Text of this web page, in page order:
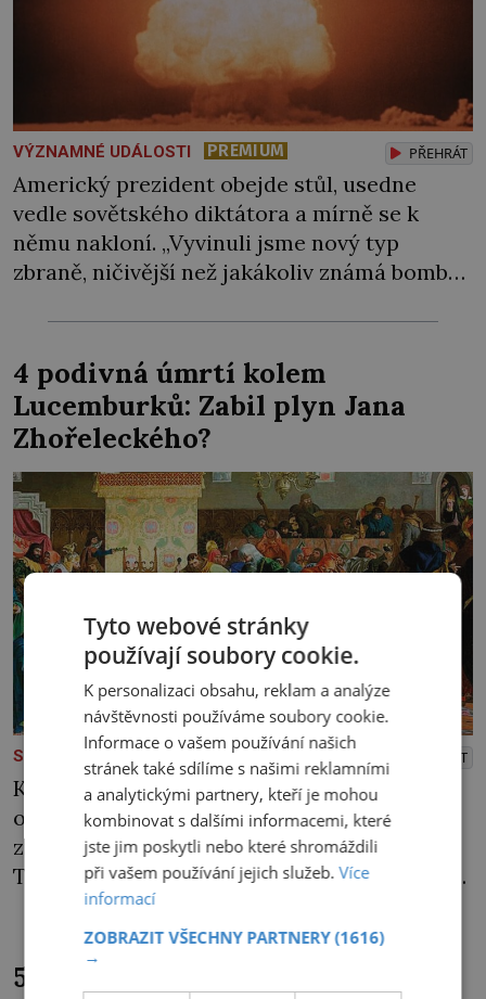
VÝZNAMNÉ UDÁLOSTI PREMIUM PŘEHRÁT
Americký prezident obejde stůl, usedne
vedle sovětského diktátora a mírně se k
němu nakloní. „Vyvinuli jsme nový typ
zbraně, ničivější než jakákoliv známá bomba,“
zareaguje. Stalin však k jeho překvapení
nehne ani brvou. Jediný vlas se mu nepohne
na hlavě. Chápe vůbec, co mu Truman právě
řekl, […]
4 podivná úmrtí kolem
Lucemburků: Zabil plyn Jana
Zhořeleckého?
SLAVNÉ OSOBNOSTI PREMIUM PŘEHRÁT
Karel IV. jede zachmuřeně v čele svých
oddílů podzimní krajinou. Směřuje k
západním hranicím království. Někde mezi
Tachovem a Domažlicemi jej však zastihne
rychlý posel se zprávou, že jeho úhlavní rival
Ludvík Bavor, proti němuž vytáhl do boje,
zemřel. Při lovu medvěda ho ranila mrtvice.
Za dílo šťastné náhody lze označit náhlý
5 vládkyň křižáckých států:
Tyto webové stránky
používají soubory cookie.
K personalizaci obsahu, reklam a analýze
návštěvnosti používáme soubory cookie.
Informace o vašem používání našich
stránek také sdílíme s našimi reklamními
a analytickými partnery, kteří je mohou
kombinovat s dalšími informacemi, které
jste jim poskytli nebo které shromáždili
při vašem používání jejich služeb.Více
informací
ZOBRAZIT VŠECHNY PARTNERY(1616)
→